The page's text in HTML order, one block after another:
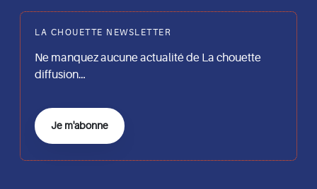
LA CHOUETTE NEWSLETTER
Ne manquez aucune actualité de La chouette
diffusion…
Je m'abonne